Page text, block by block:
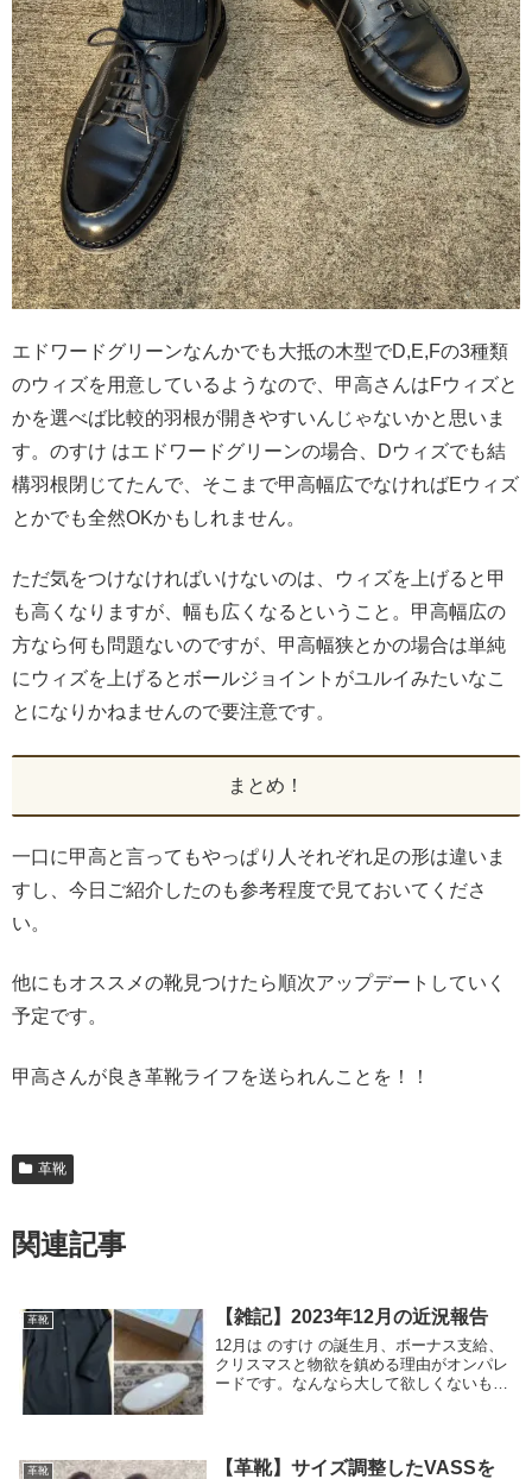
エドワードグリーンなんかでも大抵の木型でD,E,Fの3種類
のウィズを用意しているようなので、甲高さんはFウィズと
かを選べば比較的羽根が開きやすいんじゃないかと思いま
す。のすけ はエドワードグリーンの場合、Dウィズでも結
構羽根閉じてたんで、そこまで甲高幅広でなければEウィズ
とかでも全然OKかもしれません。
ただ気をつけなければいけないのは、ウィズを上げると甲
も高くなりますが、幅も広くなるということ。甲高幅広の
方なら何も問題ないのですが、甲高幅狭とかの場合は単純
にウィズを上げるとボールジョイントがユルイみたいなこ
とになりかねませんので要注意です。
まとめ！
一口に甲高と言ってもやっぱり人それぞれ足の形は違いま
すし、今日ご紹介したのも参考程度で見ておいてくださ
い。
他にもオススメの靴見つけたら順次アップデートしていく
予定です。
甲高さんが良き革靴ライフを送られんことを！！
革靴
関連記事
革靴 【雑記】2023年12月の近況報告
12月は のすけ の誕生月、ボーナス支給、
クリスマスと物欲を鎮める理由がオンパレ
ードです。なんなら大して欲しくないもの
ものと...
革靴
【革靴】サイズ調整したVASSを